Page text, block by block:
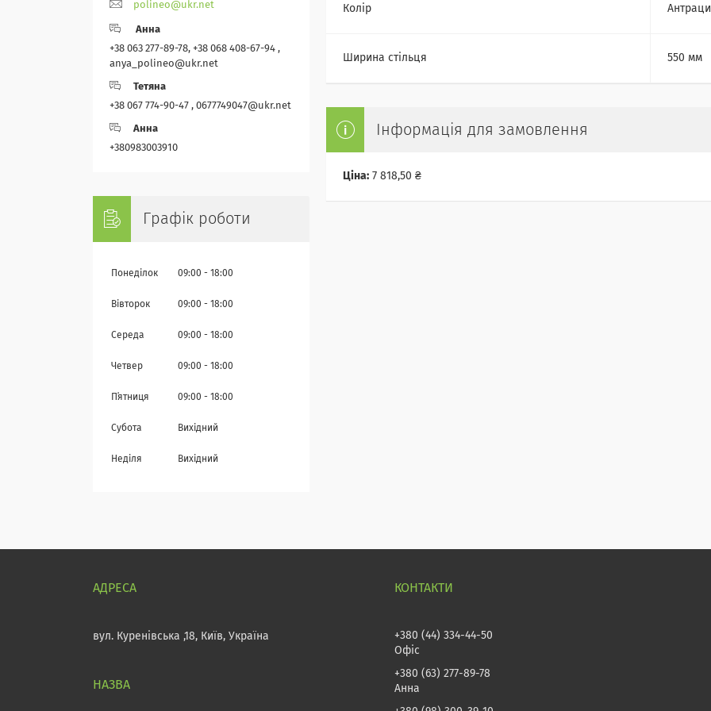
Колір
Ширина стільця 550 мм
Інформація для замовлення
Ціна: 7 818,50 ₴
polineo@ukr.net
Анна
+38 063 277-89-78, +38 068 408-67-94 ,
anya_polineo@ukr.net
Тетяна
+38 067 774-90-47 , 0677749047@ukr.net
Анна
+380983003910
Графік роботи
Понеділок 09:00 18:00
Вівторок 09:00 18:00
Середа 09:00 18:00
Четвер 09:00 18:00
Пʼятниця 09:00 18:00
Субота Вихідний
Неділя Вихідний
вул. Куренівська ,18, Київ, Україна
+380 (44) 334-44-50
Офіс
+380 (63) 277-89-78
Анна